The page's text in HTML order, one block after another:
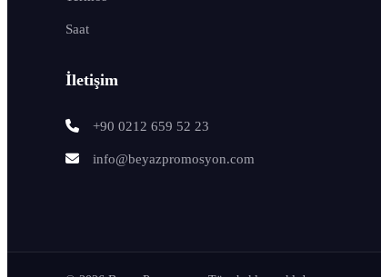
Saat
İletişim
+90 0212 659 52 23
info@beyazpromosyon.com